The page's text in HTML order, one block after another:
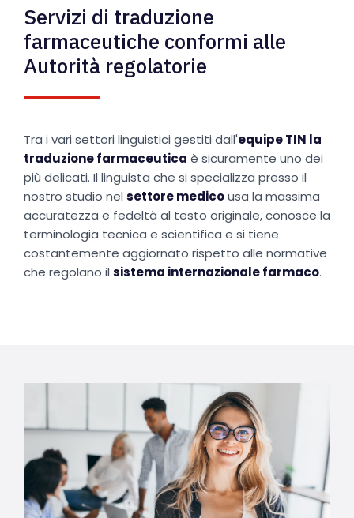
Servizi di traduzione
farmaceutiche conformi alle
Autorità regolatorie
Tra i vari settori linguistici gestiti dall'equipe TIN la
traduzione farmaceutica è sicuramente uno dei
più delicati. Il linguista che si specializza presso il
nostro studio nel settore medicousa la massima
accuratezza e fedeltà al testo originale, conosce la
terminologia tecnica e scientifica e si tiene
costantemente aggiornato rispetto alle normative
che regolano il sistema internazionale farmaco.